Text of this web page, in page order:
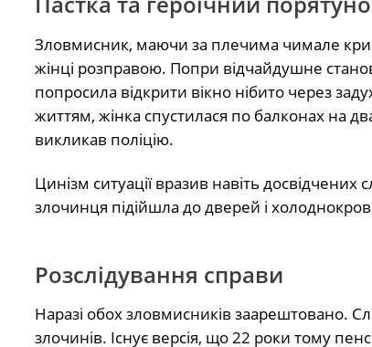
Зловмисник, маючи за плечима чимале
жінці розправою. Попри відчайдушне
попросила відкрити вікно нібито через
життям, жінка спустилася по балконах на
викликав поліцію.
Цинізм ситуації вразив навіть досвідчених
злочинця підійшла до дверей і
Розслідування справи
Наразі обох зловмисників заарештовано.
злочинів. Існує версія, що 22 роки тому